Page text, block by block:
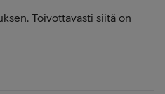
Toivottavasti siitä on